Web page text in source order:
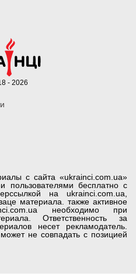
с сайта «ukrainci.com.ua»
пользователями бесплатно с
на ukrainci.com.ua,
материала. также активное
необходимо при
Ответственность за
несет рекламодатель.
не совпадать с позицией
- 2026